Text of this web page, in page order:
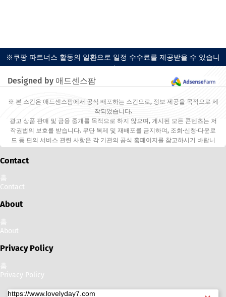
※쿠팡 파트너스 활동의 일환으로 일정 수수료를 제공받을 수 있습니
다.
Designed by 애드센스팜
※ 본 스킨은 애드센스팜에서 공식 배포하는 스킨으로, 정보 제공을 목적으로 제
작되었습니다.
광고 상품 판매 및 금융 중개를 목적으로 하지 않으며, 게시된 모든 콘텐츠는 저
작권법의 보호를 받습니다. 무단 복제 및 재배포를 금지하며, 조회·신청·다운로
드 등 편의 서비스 관련 사항은 각 기관의 공식 홈페이지를 참고하시기 바랍니
Contact
홈
Contact
About
홈
About
Privacy Policy
홈
Privacy Policy
https://www.lovelyday7.com